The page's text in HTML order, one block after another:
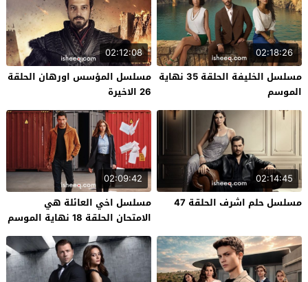
02:18:26
مسلسل الخليفة الحلقة 35 نهاية
الموسم
02:12:08
مسلسل المؤسس اورهان الحلقة
26 الاخيرة
02:14:45
مسلسل حلم اشرف الحلقة 47
02:09:42
مسلسل اخي العائلة هي
الامتحان الحلقة 18 نهاية الموسم